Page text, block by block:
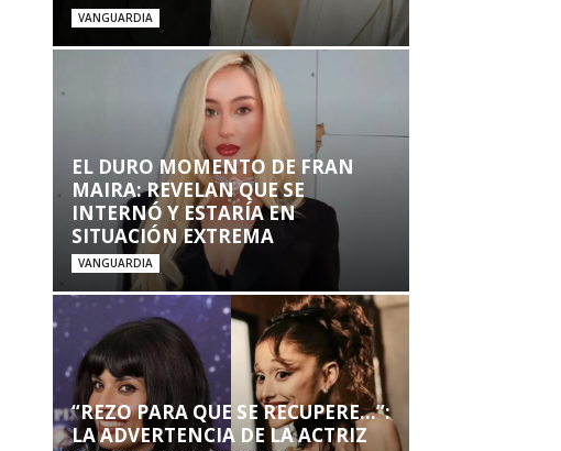
VANGUARDIA
EL DURO MOMENTO DE FRAN
MAIRA: REVELAN QUE SE
INTERNÓ Y ESTARÍA EN
SITUACIÓN EXTREMA
VANGUARDIA
“REZO PARA QUE SE RECUPERE…”:
LA ADVERTENCIA DE LA ACTRIZ